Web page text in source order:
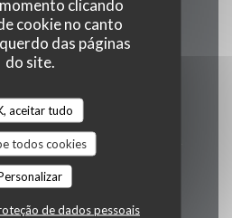
clicando
cookie no canto
das páginas
do site.
aceitar tudo
todos cookies
de dados pessoais
Fechado
Qui-Sab